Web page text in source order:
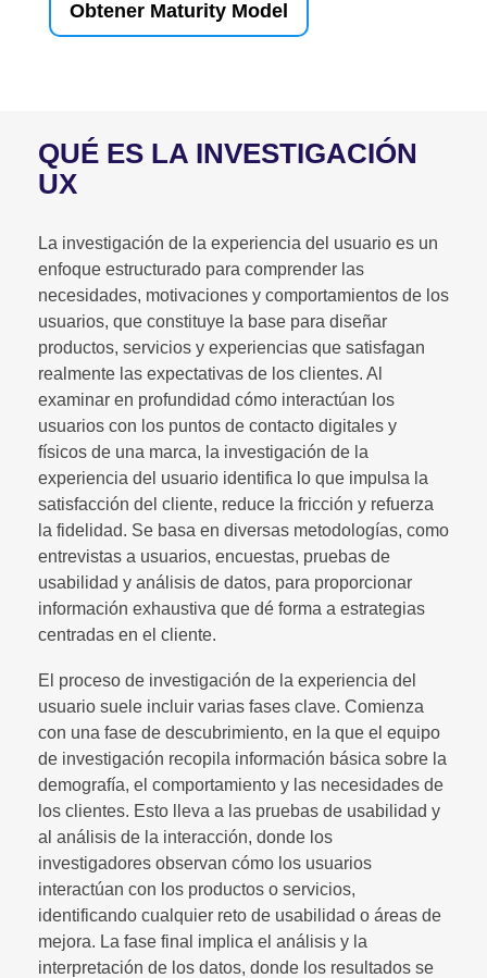
Obtener Maturity Model
QUÉ ES LA INVESTIGACIÓN
UX
La investigación de la experiencia del usuario es un
enfoque estructurado para comprender las
necesidades, motivaciones y comportamientos de los
usuarios, que constituye la base para diseñar
productos, servicios y experiencias que satisfagan
realmente las expectativas de los clientes. Al
examinar en profundidad cómo interactúan los
usuarios con los puntos de contacto digitales y
físicos de una marca, la investigación de la
experiencia del usuario identifica lo que impulsa la
satisfacción del cliente, reduce la fricción y refuerza
la fidelidad. Se basa en diversas metodologías, como
entrevistas a usuarios, encuestas, pruebas de
usabilidad y análisis de datos, para proporcionar
información exhaustiva que dé forma a estrategias
centradas en el cliente.
El proceso de investigación de la experiencia del
usuario suele incluir varias fases clave. Comienza
con una fase de descubrimiento, en la que el equipo
de investigación recopila información básica sobre la
demografía, el comportamiento y las necesidades de
los clientes. Esto lleva a las pruebas de usabilidad y
al análisis de la interacción, donde los
investigadores observan cómo los usuarios
interactúan con los productos o servicios,
identificando cualquier reto de usabilidad o áreas de
mejora. La fase final implica el análisis y la
interpretación de los datos, donde los resultados se